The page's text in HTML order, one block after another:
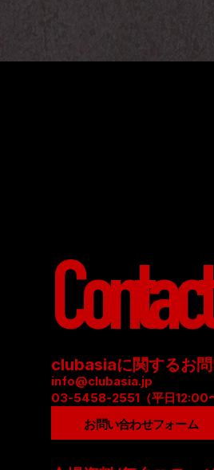
Contact
clubasiaに関するお
info@clubasia.jp
03-5458-2551（平日12:00
お問い合わせフォーム